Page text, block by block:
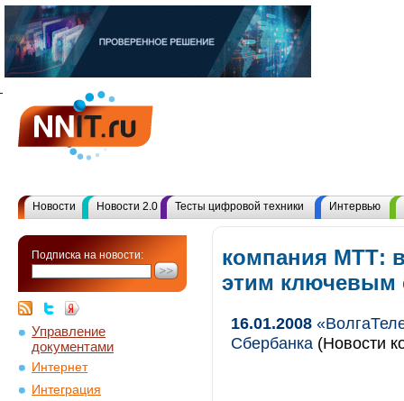
Новости Новости 2.0 Тесты цифровой техники Интервью
Подписка на новости:
Управление
документами
Интернет
Интеграция
компания МТТ:
этим ключевым
16.01.2008
Сбербанка (Новости